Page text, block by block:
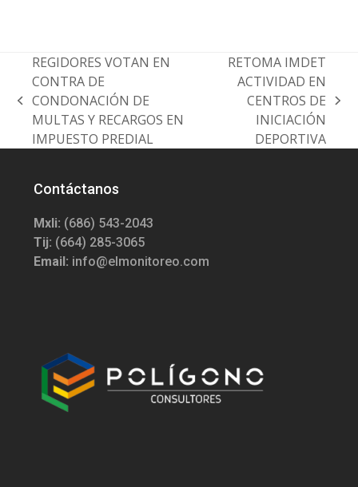
previous
post:
REGIDORES VOTAN EN
CONTRA DE
CONDONACIÓN DE
MULTAS Y RECARGOS EN
IMPUESTO PREDIAL
RETOMA IMDET
ACTIVIDAD EN
CENTROS DE
INICIACIÓN
DEPORTIVA
Contáctanos
Mxli: (686) 543-2043
Tij: (664) 285-3065
Email: info@elmonitoreo.com